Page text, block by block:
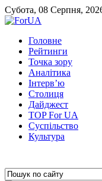
Субота, 08 Серпня,
Головне
Рейтинги
Точка зору
Аналітика
Інтерв’ю
Столиця
Дайджест
TOP For UA
Суспiльство
Культура